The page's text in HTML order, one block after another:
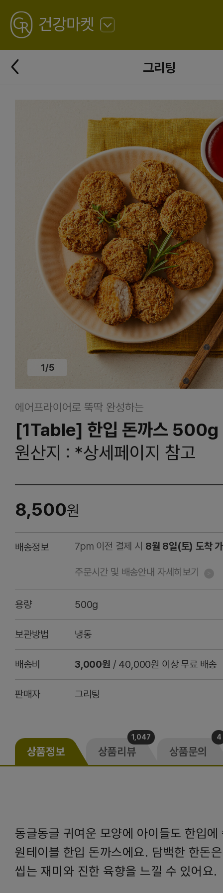
GREATING
건강마켓
로
그리팅
뒤
로
가
1/5
에어프라이어로 뚝딱 완성하는
[1Table] 한입 돈까스 500g
원산지 : *상세페이지 참고
8,500원
배송정보 7pm 이전 결제 시 8월 8일(토) 도착
주문시간 및 배송안내 자세히보기
용량 500g
보관방법 냉동
배송비 3,000원 / 40,000원 이상 무료 배송
판매자 그리팅
상품정보 상품리뷰
1,047
상품문의
4
동글동글 귀여운 모양에 아이들도 한입
원테이블 한입 돈까스에요. 담백한 한돈
씹는 재미와 진한 육향을 느낄 수 있어요.